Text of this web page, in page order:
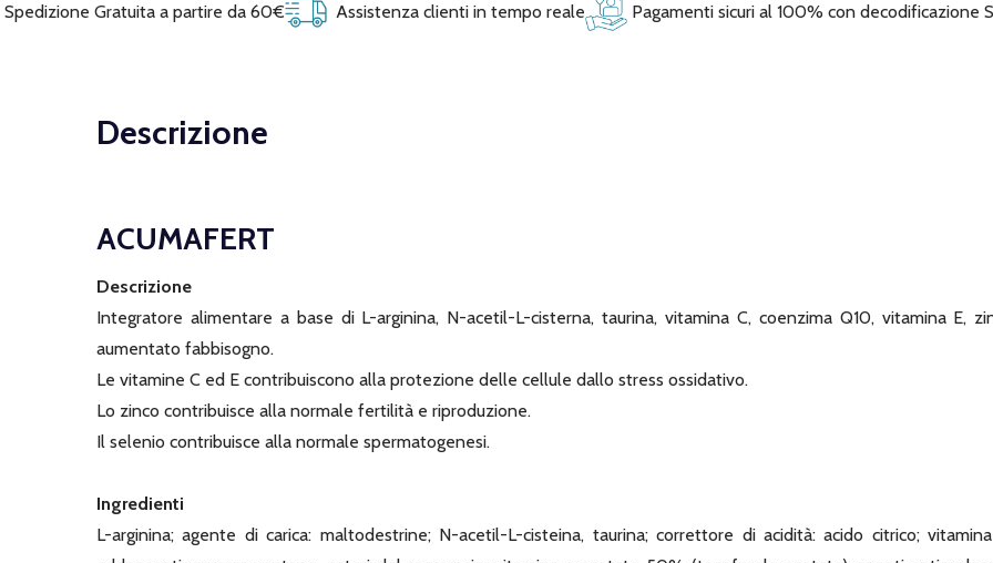
Spedizione Gratuita a partire da 60€ Assistenza clienti in tempo reale Pagamenti sicuri al 100% con decodificazione
Descrizione
ACUMAFERT
Descrizione
Integratore alimentare a base di L-arginina, N-acetil-L-cisterna, taurina, vitamina C, coenzima Q10, vitamina
aumentato fabbisogno.
Le vitamine C ed E contribuiscono alla protezione delle cellule dallo stress ossidativo.
Lo zinco contribuisce alla normale fertilità e riproduzione.
Il selenio contribuisce alla normale spermatogenesi.
Ingredienti
L-arginina; agente di carica: maltodestrine; N-acetil-L-cisteina, taurina; correttore di acidità: acido citrico;